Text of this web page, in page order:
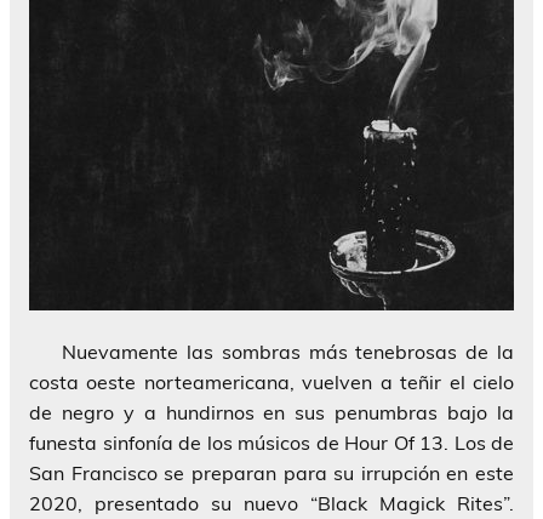
Nuevamente las sombras más tenebrosas de la
costa oeste norteamericana, vuelven a teñir el cielo
de negro y a hundirnos en sus penumbras bajo la
funesta sinfonía de los músicos de Hour Of 13. Los de
San Francisco se preparan para su irrupción en este
2020, presentado su nuevo “Black Magick Rites”.